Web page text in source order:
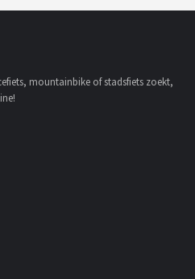
mountainbike of stadsfiets zoekt,